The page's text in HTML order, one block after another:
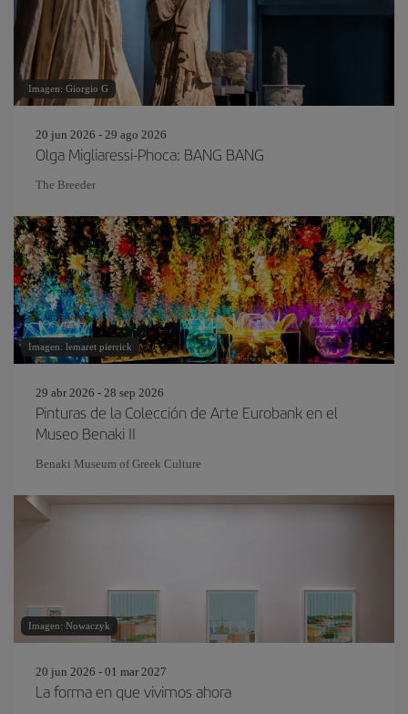
Imagen: Giorgio G
20 jun 2026 - 29 ago 2026
Olga Migliaressi-Phoca: BANG BANG
The Breeder
Imagen: lemaret pierrick
29 abr 2026 - 28 sep 2026
Pinturas de la Colección de Arte Eurobank en el
Museo Benaki II
Benaki Museum of Greek Culture
Imagen: Nowaczyk
20 jun 2026 - 01 mar 2027
La forma en que vivimos ahora